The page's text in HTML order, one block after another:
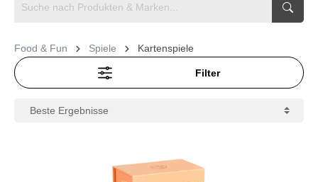
IT
Food & Fun Spiele Kartenspiele
Filter